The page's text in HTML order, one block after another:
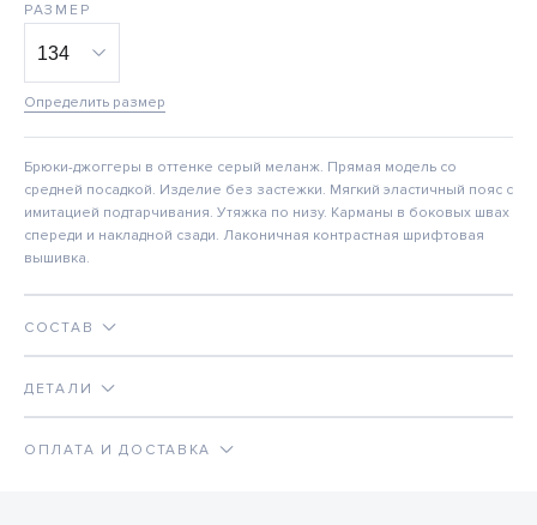
РАЗМЕР
Определить размер
Брюки-джоггеры в оттенке серый меланж. Прямая модель со
средней посадкой. Изделие без застежки. Мягкий эластичный пояс с
имитацией подтарчивания. Утяжка по низу. Карманы в боковых швах
спереди и накладной сзади. Лаконичная контрастная шрифтовая
вышивка.
СОСТАВ
ДЕТАЛИ
ОПЛАТА И ДОСТАВКА